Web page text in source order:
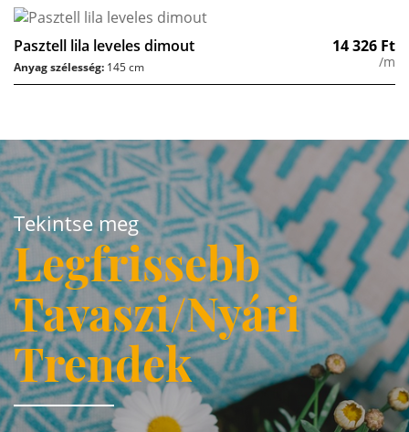
Pasztell lila leveles dimout 14 326 Ft
/m
Anyag szélesség: 145 cm
Tekintse meg
Legfrissebb
Tavaszi/Nyári
Trendek